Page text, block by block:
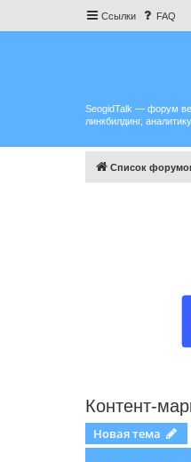
Ссылки FAQ
SeogidTalk — форум
линкбилдинг,
Список
Контент-
Новая тема